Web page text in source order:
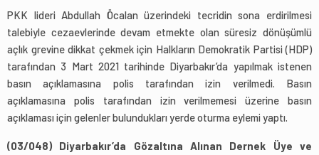
PKK lideri Abdullah Öcalan üzerindeki tecridin sona erdirilmesi
talebiyle cezaevlerinde devam etmekte olan süresiz dönüşümlü
açlık grevine dikkat çekmek için Halkların Demokratik Partisi (HDP)
tarafından 3 Mart 2021 tarihinde Diyarbakır’da yapılmak istenen
basın açıklamasına polis tarafından izin verilmedi. Basın
açıklamasına polis tarafından izin verilmemesi üzerine basın
açıklaması için gelenler bulundukları yerde oturma eylemi yaptı.
(03/048) Diyarbakır’da Gözaltına Alınan Dernek Üye ve